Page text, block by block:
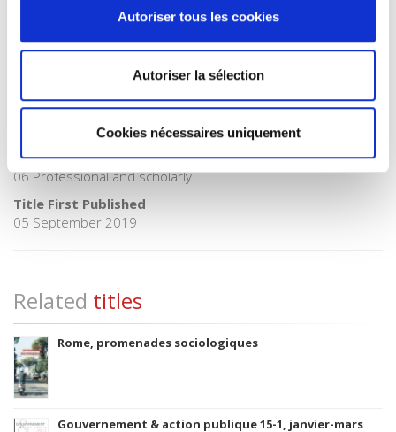
Autoriser tous les cookies
Autoriser la sélection
Cookies nécessaires uniquement
BISAC Subject Heading
SOC000000 SOCIAL SCIENCE > SOC026000 SOCIAL SCIENCE
BIC subject category (UK)
J Society & social sciences > JH Sociology & anthropology
Onix Audience Codes
06 Professional and scholarly
Title First Published
05 September 2019
Related titles
Rome, promenades sociologiques
Gouvernement & action publique 15-1, janvier-mars